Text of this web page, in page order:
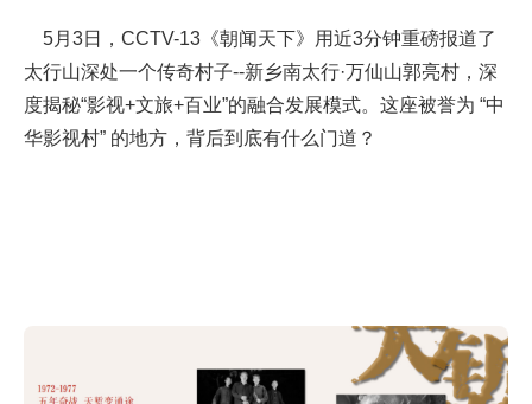
5月3日，CCTV-13《朝闻天下》用近3分钟重磅报道了
太行山深处一个传奇村子--新乡南太行·万仙山郭亮村，深
度揭秘“影视+文旅+百业”的融合发展模式。这座被誉为 “中
华影视村” 的地方，背后到底有什么门道？